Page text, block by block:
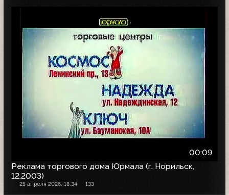
00:09
Реклама торгового дома Юрмала (г. Норильск,
12.2003)
25 апреля 2026, 18:34 133